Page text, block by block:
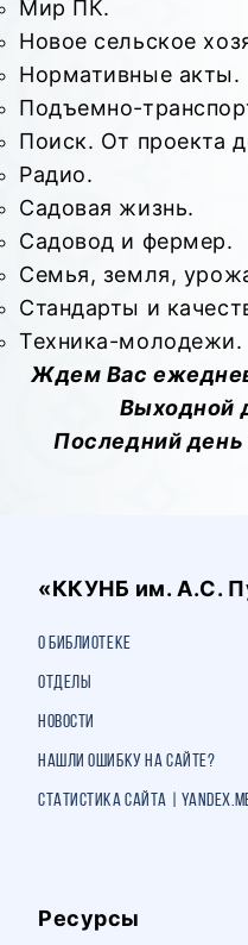
Мир ПК.
Новое сельское
Нормативные акты.
Подъемно-
Поиск. От проекта
Радио.
Садовая жизнь.
Садовод и фермер.
Семья, земля,
Стандарты и
Техника-молодежи.
Ждем Вас
Выходной
Последний день
«ККУНБ им. А.С.
О библиотеке
Отделы
Новости
Нашли ошибку на сайте?
Статистика сайта |
Ресурсы